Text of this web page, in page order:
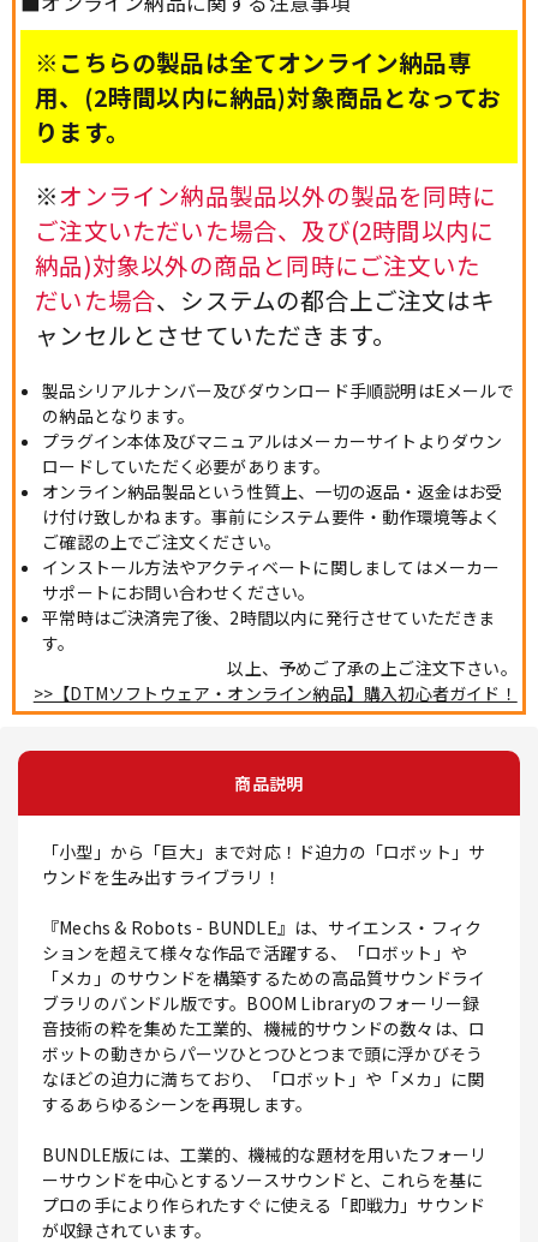
※こちらの製品は全てオンライン納品専
用、(2時間以内に納品)対象商品となってお
ります。
※オンライン納品製品以外の製品を同時に
ご注文いただいた場合、及び(2時間以内に
納品)対象以外の商品と同時にご注文いた
だいた場合、システムの都合上ご注文はキ
ャンセルとさせていただきます。
製品シリアルナンバー及びダウンロード手順説明はEメールで
の納品となります。
プラグイン本体及びマニュアルはメーカーサイトよりダウン
ロードしていただく必要があります。
オンライン納品製品という性質上、一切の返品・返金はお受
け付け致しかねます。事前にシステム要件・動作環境等よく
ご確認の上でご注文ください。
インストール方法やアクティベートに関しましてはメーカー
サポートにお問い合わせください。
平常時はご決済完了後、2時間以内に発行させていただきま
す。
以上、予めご了承の上ご注文下さい。
>>【DTMソフトウェア・オンライン納品】購入初心者ガイド！
商品説明
「小型」から「巨大」まで対応！ド迫力の「ロボット」サ
ウンドを生み出すライブラリ！
『Mechs & Robots - BUNDLE』は、サイエンス・フィク
ションを超えて様々な作品で活躍する、「ロボット」や
「メカ」のサウンドを構築するための高品質サウンドライ
ブラリのバンドル版です。BOOM Libraryのフォーリー録
音技術の粋を集めた工業的、機械的サウンドの数々は、ロ
ボットの動きからパーツひとつひとつまで頭に浮かびそう
なほどの迫力に満ちており、「ロボット」や「メカ」に関
するあらゆるシーンを再現します。
BUNDLE版には、工業的、機械的な題材を用いたフォーリ
ーサウンドを中心とするソースサウンドと、これらを基に
プロの手により作られたすぐに使える「即戦力」サウンド
が収録されています。